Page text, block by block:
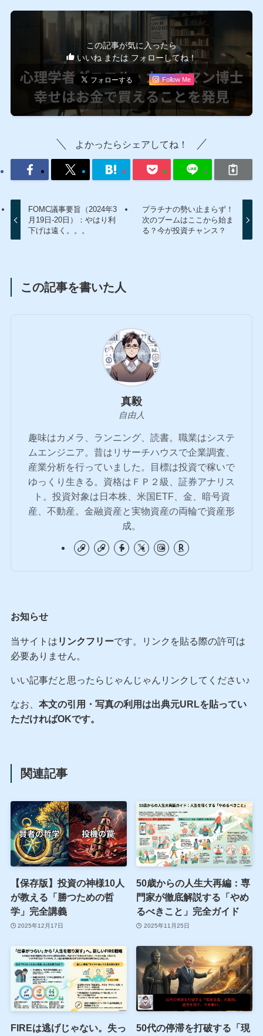
この記事が気に入ったら
いいね または フォローしてね！
Follow Me
よかったらシェアしてね！
FOMC議事要旨（2024年3
月19日-20日）：やはり利
下げは遠く。。。
プラチナの勢い止まらず！
次のブームはここから始ま
る？今が投資チャンス？
この記事を書いた人
真毅
自由人
趣味はカメラ、ランニング、読書。職業はシステ
ムエンジニア。昔はリサーチハウスで企業調査、
産業分析を行っていました。目標は投資で稼いで
ゆっくり生きる。資格はＦＰ２級、証券アナリス
ト。投資対象は日本株、米国ETF、金、暗号資
産、不動産。金融資産と実物資産の両輪で資産形
成。
お知らせ
当サイトは リンクフリーです。リンクを貼る際の許可は
必要ありません。
いい記事だと思ったらじゃんじゃんリンクしてください♪
なお、 本文の引用・写真の利用は出典元URLを貼ってい
ただければOKです。
関連記事
【保存版】投資の神様10人
が教える「勝つための哲
学」完全講義
2025年12月17日
50歳からの人生大再編：専
門家が徹底解説する「やめ
るべきこと」完全ガイド
2025年11月25日
FIREは逃げじゃない。失っ
50代の停滞を打破する「現